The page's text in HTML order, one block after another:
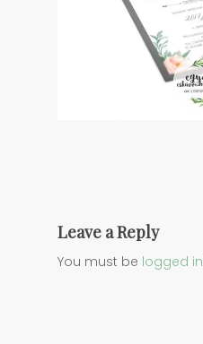
Leave a Reply
You must be logged in